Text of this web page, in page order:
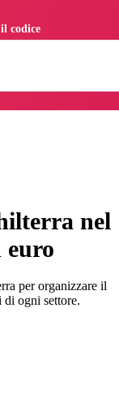
nel
euro
per organizzare il
di ogni settore.